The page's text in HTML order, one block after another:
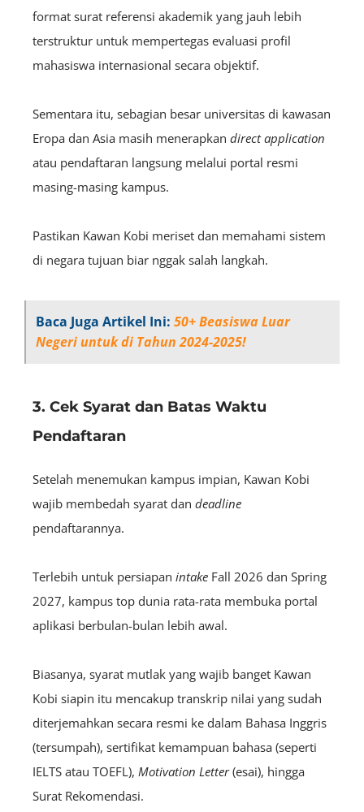
format surat referensi akademik yang jauh lebih
terstruktur untuk mempertegas evaluasi profil
mahasiswa internasional secara objektif.
Sementara itu, sebagian besar universitas di kawasan
Eropa dan Asia masih menerapkan direct application
atau pendaftaran langsung melalui portal resmi
masing-masing kampus.
Pastikan Kawan Kobi meriset dan memahami sistem
di negara tujuan biar nggak salah langkah.
Baca Juga Artikel Ini: 50+ Beasiswa Luar
Negeri untuk di Tahun 2024-2025!
3. Cek Syarat dan Batas Waktu
Pendaftaran
Setelah menemukan kampus impian, Kawan Kobi
wajib membedah syarat dan deadline
pendaftarannya.
Terlebih untuk persiapan intake Fall 2026 dan Spring
2027, kampus top dunia rata-rata membuka portal
aplikasi berbulan-bulan lebih awal.
Biasanya, syarat mutlak yang wajib banget Kawan
Kobi siapin itu mencakup transkrip nilai yang sudah
diterjemahkan secara resmi ke dalam Bahasa Inggris
(tersumpah), sertifikat kemampuan bahasa (seperti
IELTS atau TOEFL), Motivation Letter(esai), hingga
Surat Rekomendasi.